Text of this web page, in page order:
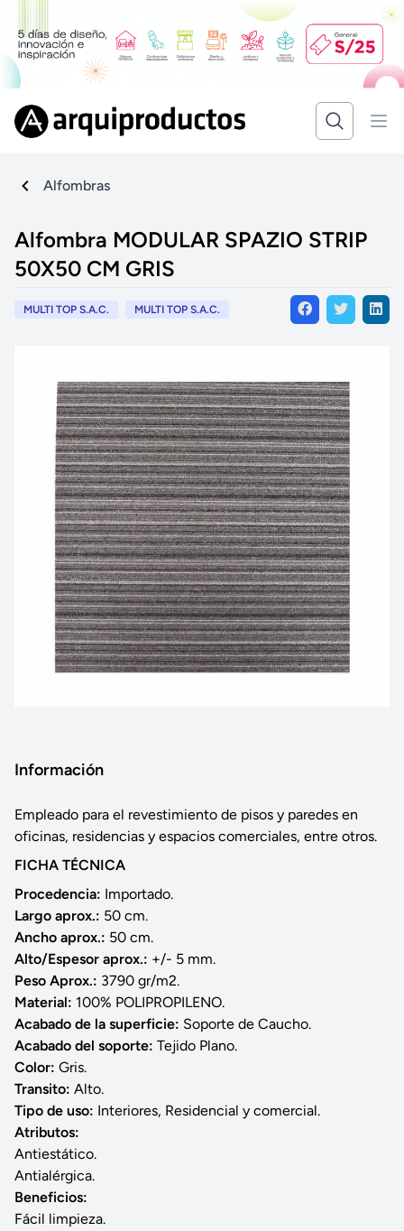
Alfombras
Alfombra MODULAR SPAZIO STRIP
50X50 CM GRIS
MULTI TOP S.A.C. MULTI TOP S.A.C.
Información
Empleado para el revestimiento de pisos y paredes en
oficinas, residencias y espacios comerciales, entre otros.
FICHA TÉCNICA
Procedencia: Importado.
Largo aprox.: 50 cm.
Ancho aprox.: 50 cm.
Alto/Espesor aprox.: +/- 5 mm.
Peso Aprox.: 3790 gr/m2.
Material: 100% POLIPROPILENO.
Acabado de la superficie: Soporte de Caucho.
Acabado del soporte: Tejido Plano.
Color: Gris.
Transito: Alto.
Tipo de uso: Interiores, Residencial y comercial.
Atributos:
Antiestático.
Antialérgica.
Beneficios:
Fácil limpieza.